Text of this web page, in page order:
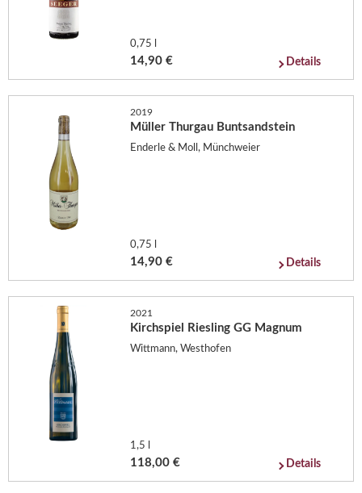
0,75 l
14,90 € Details
2019
Müller Thurgau Buntsandstein
Enderle & Moll, Münchweier
0,75 l
14,90 € Details
2021
Kirchspiel Riesling GG Magnum
Wittmann, Westhofen
1,5 l
118,00 € Details